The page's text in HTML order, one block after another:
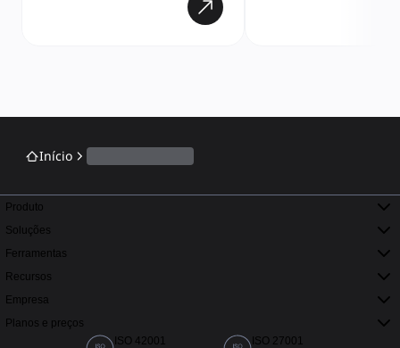
Início
Produto
Soluções
Ferramentas
Recursos
Empresa
Planos e preços
ISO 42001
ISO 27001